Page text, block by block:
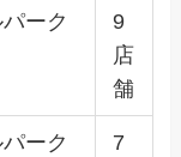
ーク
9
店
舗
ーク
7